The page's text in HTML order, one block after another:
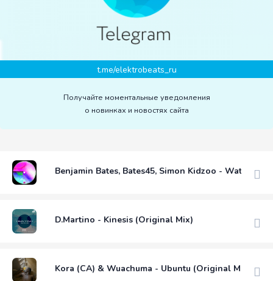
t.me/elektrobeats_ru
Получайте моментальные уведомления
о новинках и новостях сайта
Benjamin Bates, Bates45, Simon Kidzoo - Watch U
D.Martino - Kinesis (Original Mix)
Kora (CA) & Wuachuma - Ubuntu (Original Mix)